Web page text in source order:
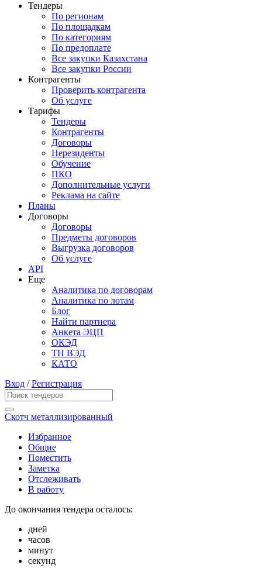
Тендеры
По регионам
По площадкам
По категориям
По предоплате
Все закупки Казахстана
Все закупки России
Контрагенты
Проверить контрагента
Об услуге
Тарифы
Тендеры
Контрагенты
Договоры
Нерезиденты
Обучение
ПКО
Дополнительные услуги
Реклама на сайте
Планы
Договоры
Договоры
Предметы договоров
Выгрузка договоров
Об услуге
API
Еще
Аналитика по договорам
Аналитика по лотам
Блог
Найти партнера
Анкета ЭЦП
ОКЭД
ТН ВЭД
КАТО
Вход /Регистрация
Скотч металлизированный
Избранное
Общие
Поместить
Заметка
Отслеживать
В работу
До окончания тендера осталось:
дней
часов
минут
секунд